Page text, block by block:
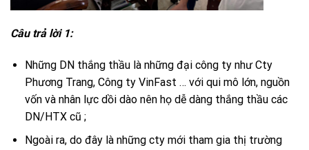
Câu trả lời 1:
Những DN thắng thầu là những đại công ty như Cty
Phương Trang, Công ty VinFast … với qui mô lớn, nguồn
vốn và nhân lực dồi dào nên họ dễ dàng thắng thầu các
DN/HTX cũ ;
Ngoài ra, do đây là những cty mới tham gia thị trường